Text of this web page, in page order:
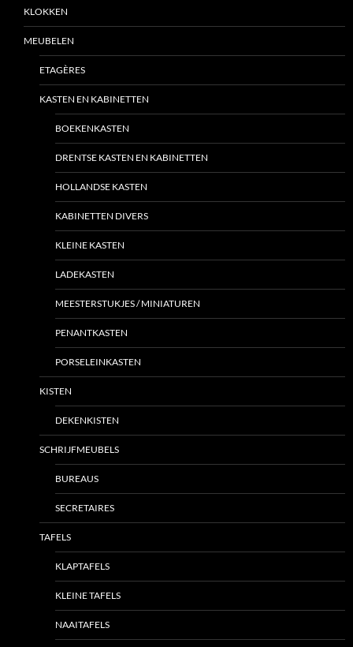
KLOKKEN
MEUBELEN
ETAGÈRES
KASTEN EN KABINETTEN
BOEKENKASTEN
DRENTSE KASTEN EN KABINETTEN
HOLLANDSE KASTEN
KABINETTEN DIVERS
KLEINE KASTEN
LADEKASTEN
MEESTERSTUKJES / MINIATUREN
PENANTKASTEN
PORSELEINKASTEN
KISTEN
DEKENKISTEN
SCHRIJFMEUBELS
BUREAUS
SECRETAIRES
TAFELS
KLAPTAFELS
KLEINE TAFELS
NAAITAFELS